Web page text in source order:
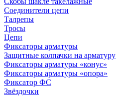
Соединители цепи
Талрепы
Тросы
Цепи
Фиксаторы арматуры
Защитные колпачки на арматуру
Фиксаторы арматуры «конус»
Фиксаторы арматуры «опора»
Фиксатор ФС
Звёздочки